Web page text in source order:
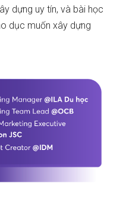
dựng uy tín, và bài học
dục muốn xây dựng